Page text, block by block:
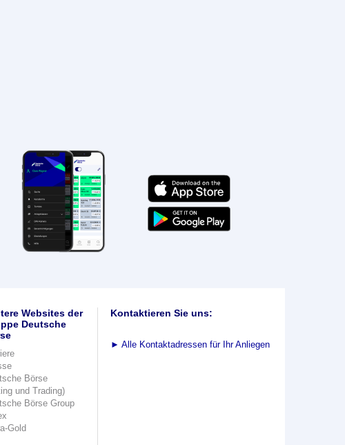
Websites der
Deutsche
Börse
und Trading)
Börse Group
Gold
Kontaktieren Sie uns:
► Alle Kontaktadressen für Ihr Anliegen